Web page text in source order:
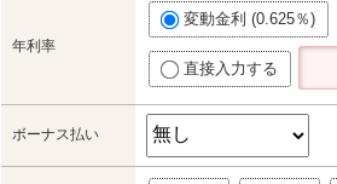
年利率
変動金利 (0.625％)
直接入力する
ボーナス払い